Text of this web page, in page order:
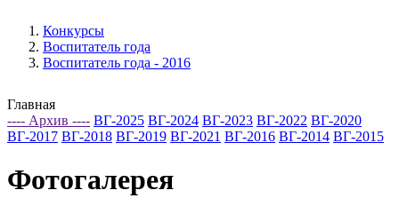
Конкурсы
Воспитатель года
Воспитатель года - 2016
Главная
---- Архив ---- ВГ-2025 ВГ-2024 ВГ-2023 ВГ-2022 ВГ-2020
ВГ-2017 ВГ-2018 ВГ-2019 ВГ-2021 ВГ-2016 ВГ-2014 ВГ-2015
Фотогалерея